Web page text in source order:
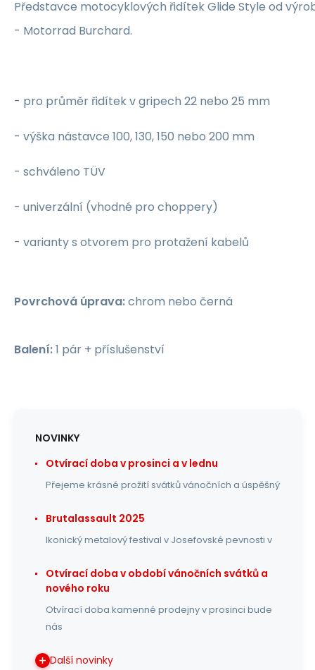
Představce motocyklových řidítek Glide Style od
- Motorrad Burchard.
- pro průměr řidítek v gripech 22 nebo 25 mm
- výška nástavce 100, 130, 150 nebo 200 mm
- schváleno TÜV
- univerzální (vhodné pro choppery)
- varianty s otvorem pro protažení kabelů
Povrchová úprava:chrom nebo černá
Balení:1 pár + příslušenství
NOVINKY
Otvírací doba v prosinci a v lednu
Přejeme krásné prožití svátků vánočních a úspěšný
Brutalassault 2025
Ikonický metalový festival v Josefovské pevnosti v
Otvírací doba v období vánočních svátků a
nového roku
Otvírací doba kamenné prodejny v prosinci bude
nás
Další novinky